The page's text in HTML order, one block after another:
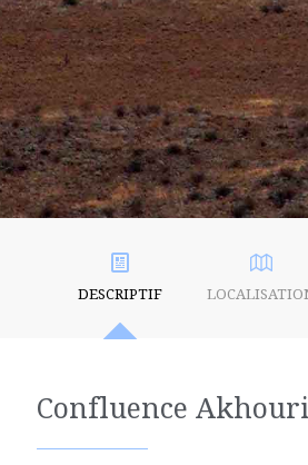
DESCRIPTIF
Confluence